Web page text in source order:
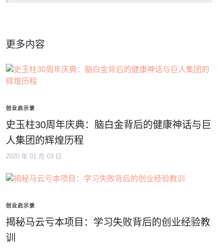
更多内容
创业启示录
史玉柱30周年庆典：脑白金背后的健康神话与巨
人集团的辉煌历程
2020 年 01 月 03 日
创业启示录
揭秘马云亏本项目：学习失败背后的创业经验教
训